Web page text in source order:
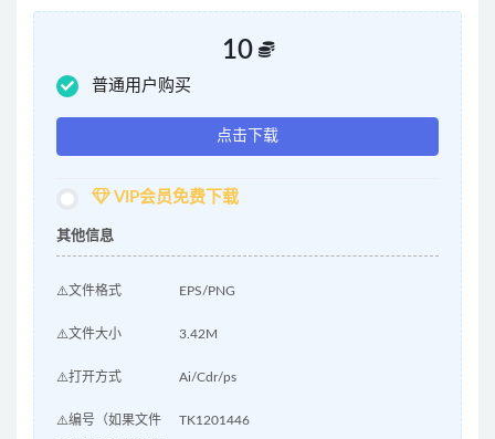
10
普通用户购买
点击下载
VIP会员免费下载
其他信息
⚠️文件格式 EPS/PNG
⚠️文件大小 3.42M
⚠️打开方式 Ai/Cdr/ps
⚠️编号（如果文件
TK1201446